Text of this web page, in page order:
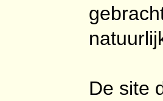
De site